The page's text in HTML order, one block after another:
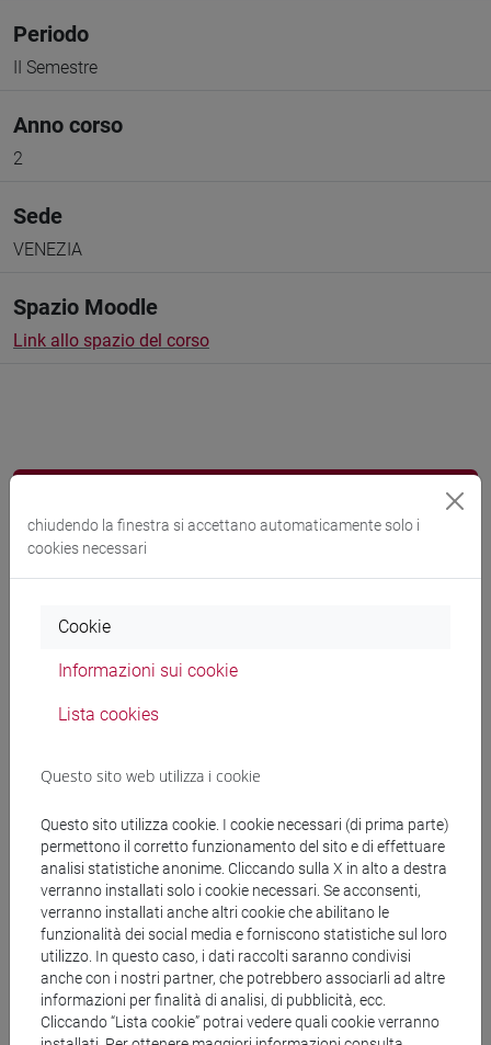
Periodo
II Semestre
Anno corso
2
Sede
VENEZIA
Spazio Moodle
Link allo spazio del corso
Programma
Docenti
Materiali su Moodle
Corsi di studio e percorsi
[LTR40] LINGUE, CULTURE E SOCIETÀ
DELL'ASIA E DELL'AFRICA MEDITERRANEA -
Laurea
cina/ giappone / corea / eurasia
chiudendo la finestra si accettano automaticamente solo i
cookies necessari
Cookie
Informazioni sui cookie
Lista cookies
Questo sito web utilizza i cookie
Questo sito utilizza cookie. I cookie necessari (di prima parte)
permettono il corretto funzionamento del sito e di effettuare
analisi statistiche anonime. Cliccando sulla X in alto a destra
verranno installati solo i cookie necessari. Se acconsenti,
verranno installati anche altri cookie che abilitano le
funzionalità dei social media e forniscono statistiche sul loro
utilizzo. In questo caso, i dati raccolti saranno condivisi
anche con i nostri partner, che potrebbero associarli ad altre
informazioni per finalità di analisi, di pubblicità, ecc.
Cliccando “Lista cookie” potrai vedere quali cookie verranno